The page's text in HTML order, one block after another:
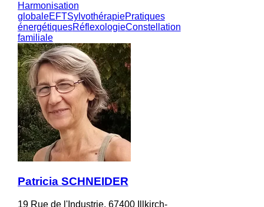
Harmonisation
globaleEFTSylvothérapiePratiques
énergétiquesRéflexologieConstellation
familiale
Patricia SCHNEIDER
19 Rue de l'Industrie, 67400 Illkirch-